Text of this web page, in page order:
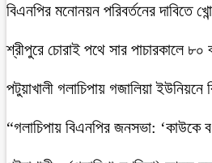
বিএনপির মনোনয়ন পরিবর্তনের দাবিতে
শ্রীপুরে চোরাই পথে সার পাচারকালে
‎পটুয়াখালী গলাচিপায় গজালিয়া
“গলাচিপায় বিএনপির জনসভা: ‘কাউকে